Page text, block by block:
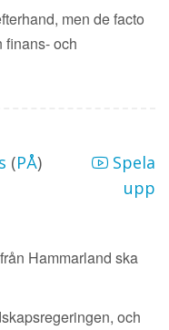
men de facto
finans- och
(PÅ)
Spela
upp
Hammarland ska
och